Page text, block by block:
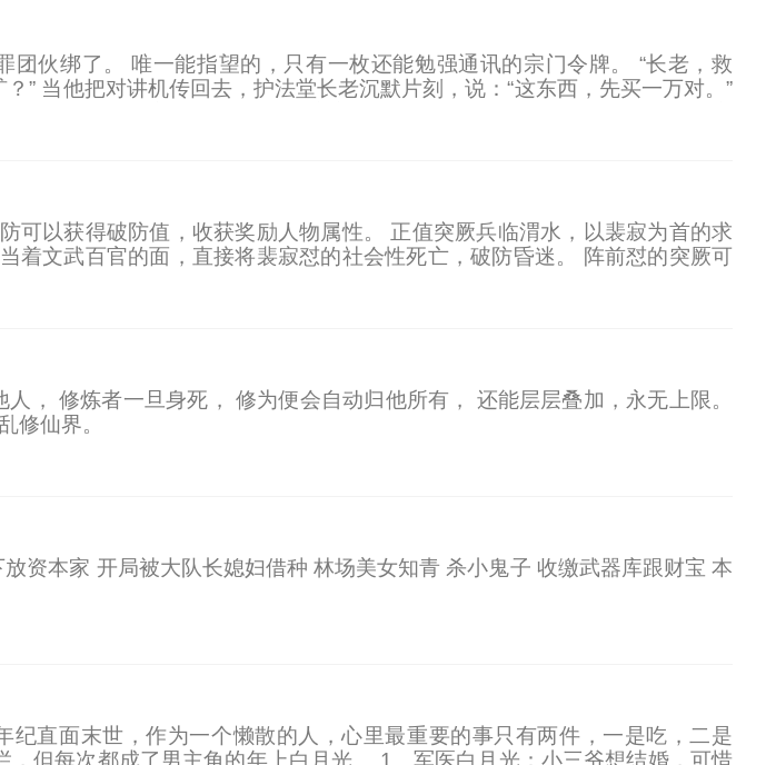
伙绑了。 唯一能指望的，只有一枚还能勉强通讯的宗门令牌。 “长老，救
” 当他把对讲机传回去，护法堂长老沉默片刻，说：“这东西，先买一万对。”
气后期也能用它压制筑基？” 当宗主沈若水亲自传讯，问出那句如果我们举宗
可以获得破防值，收获奖励人物属性。 正值突厥兵临渭水，以裴寂为首的求
着文武百官的面，直接将裴寂怼的社会性死亡，破防昏迷。 阵前怼的突厥可
比西楚霸王，上到权贵世家，下到纨绔子弟，对江阳又恨又怕，打又打不
， 修炼者一旦身死， 修为便会自动归他所有， 还能层层叠加，永无上限。
修仙界。
资本家 开局被大队长媳妇借种 林场美女知青 杀小鬼子 收缴武器库跟财宝 本
直面末世，作为一个懒散的人，心里最重要的事只有两件，一是吃，二是
但每次都成了男主角的年上白月光。 1、军医白月光：小三爷想结婚，可惜